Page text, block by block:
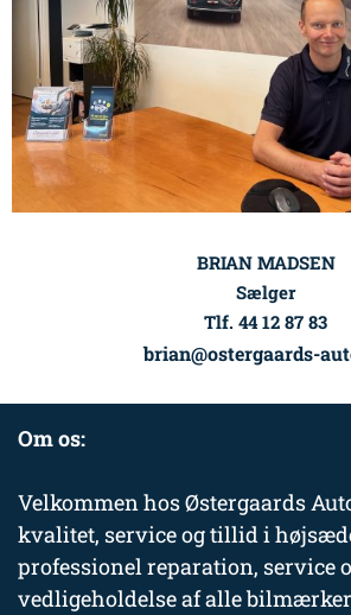
BRIAN MADSEN
Sælger
Tlf. 44 12 87 83
brian@ostergaards-
Om os:
Velkommen hos Østergaards
kvalitet, service og tillid i
professionel reparation, service
vedligeholdelse af alle